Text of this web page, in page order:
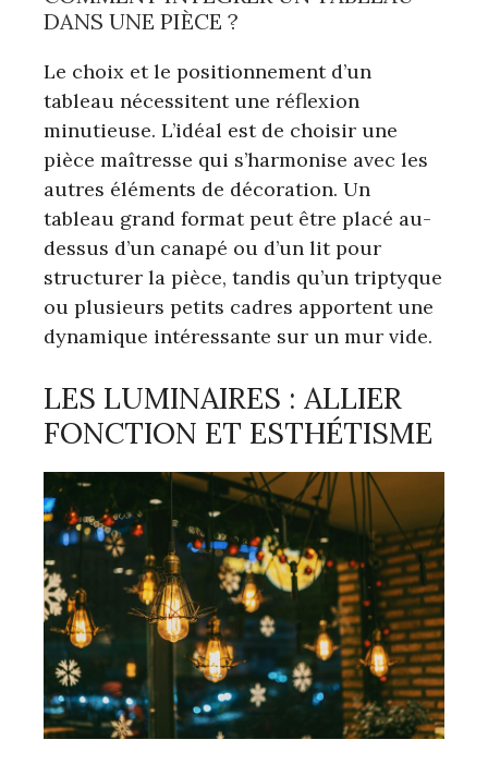
DANS UNE PIÈCE ?
Le choix et le positionnement d’un
tableau nécessitent une réflexion
minutieuse. L’idéal est de choisir une
pièce maîtresse qui s’harmonise avec les
autres éléments de décoration. Un
tableau grand format peut être placé au-
dessus d’un canapé ou d’un lit pour
structurer la pièce, tandis qu’un triptyque
ou plusieurs petits cadres apportent une
dynamique intéressante sur un mur vide.
LES LUMINAIRES : ALLIER
FONCTION ET ESTHÉTISME